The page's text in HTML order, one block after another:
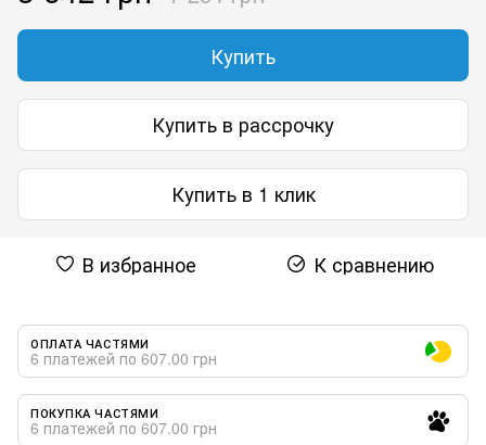
Купить
Купить в рассрочку
Купить в 1 клик
В избранное К сравнению
ОПЛАТА ЧАСТЯМИ
6 платежей по 607.00 грн
ПОКУПКА ЧАСТЯМИ
6 платежей по 607.00 грн